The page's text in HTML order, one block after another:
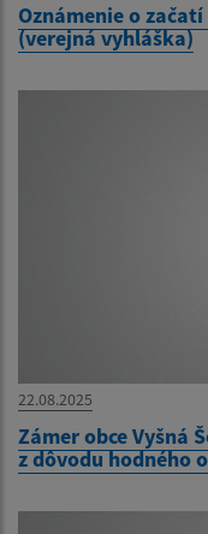
Oznámenie o
(verejná vyhláška)
22.08.2025
Zámer obce Vyšná
z dôvodu hodného